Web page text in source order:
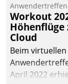
Anwendertreffen
Workout
Höhenflüge
Cloud
Beim
April 2022